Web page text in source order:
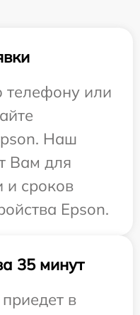
телефону или
Наш
Вам для
и сроков
Epson.
35 минут
в